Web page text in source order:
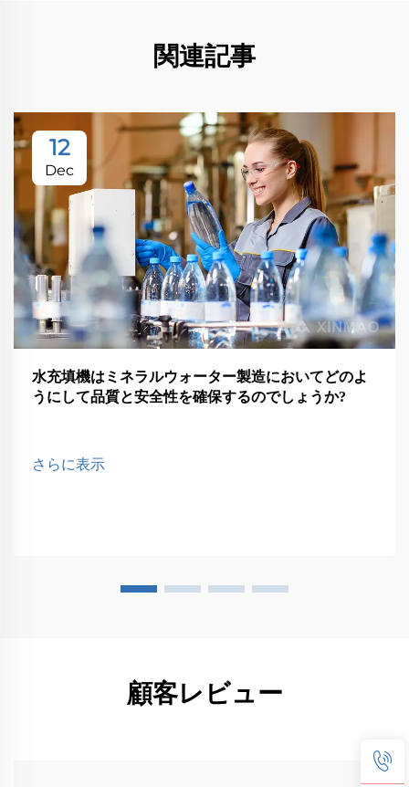
関連記事
12
Dec
水充填機はミネラルウォーター製造においてどのよ
うにして品質と安全性を確保するのでしょうか?
さらに表示
顧客レビュー